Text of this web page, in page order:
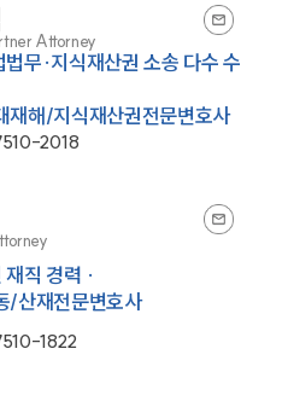
Attorney
법무·지식재산권 소송 다수 수
재해/지식재산권전문변호사
2018
직 경력 ·
/산재전문변호사
1822